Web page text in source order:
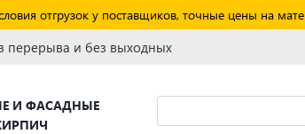
отгрузок у поставщиков, точные цены на
перерыва и без выходных
И ФАСАДНЫЕ